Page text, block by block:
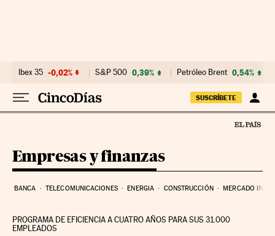
Ibex 35 -0,02% S&P 500 0,39% Petróleo Brent 0,54%
SUSCRÍBETE
Empresas y finanzas
BANCA TELECOMUNICACIONES ENERGIA CONSTRUCCIÓN MERCADO
PROGRAMA DE EFICIENCIA A CUATRO AÑOS PARA SUS 31.000
EMPLEADOS